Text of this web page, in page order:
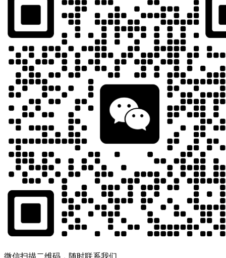
微信扫描二维码，随时联系我们